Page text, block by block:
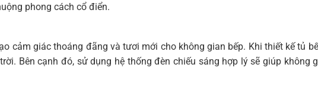
phong cách cổ điển.
cảm giác thoáng đãng và tươi mới cho không gian bếp. Khi thiết kế tủ
Bên cạnh đó, sử dụng hệ thống đèn chiếu sáng hợp lý sẽ giúp không